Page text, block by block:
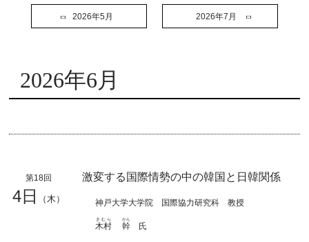
2026年5月 2026年7月
2026年6月
第18回
4日 （木）
激変する国際情勢の中の韓国と日韓関係
神戸大学大学院 国際協力研究科 教授
木村
きむら
幹
かん
氏